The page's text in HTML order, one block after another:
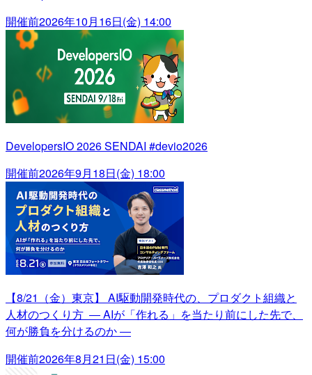
開催前2026年10月16日(金) 14:00
DevelopersIO 2026 SENDAI #devio2026
開催前2026年9月18日(金) 18:00
【8/21（金）東京】 AI駆動開発時代の、プロダクト組織と
人材のつくり方 ― AIが「作れる」を当たり前にした先で、
何が勝負を分けるのか ―
開催前2026年8月21日(金) 15:00